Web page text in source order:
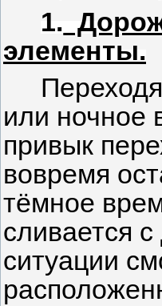
1.
элементы.
или ночное
привык
вовремя
тёмное
сливается
ситуации